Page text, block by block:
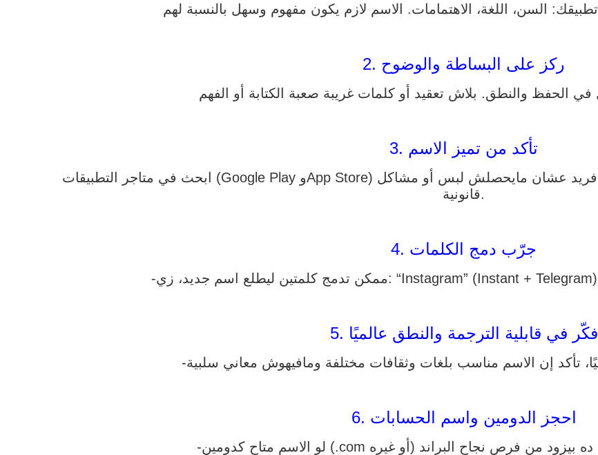
2. ركز على البساطة والوضوح
3. تأكد من تميز الاسم
ابحث في متاجر التطبيقات (Google Play وApp Store) وشوف إذا الاسم مستخدم قبل كده. لازم يكون فريد عشان مايحصلش لبس أو مشاكل
قانونية.
4. جرّب دمج الكلمات
5. فكّر في قابلية الترجمة والنطق عالميًا
6. احجز الدومين واسم الحسابات